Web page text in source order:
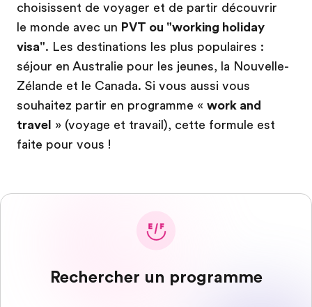
choisissent de voyager et de partir découvrir
le monde avec un PVT ou "working holiday
visa". Les destinations les plus populaires :
séjour en Australie pour les jeunes, la Nouvelle-
Zélande et le Canada. Si vous aussi vous
souhaitez partir en programme « work and
travel » (voyage et travail), cette formule est
faite pour vous !
Rechercher un programme